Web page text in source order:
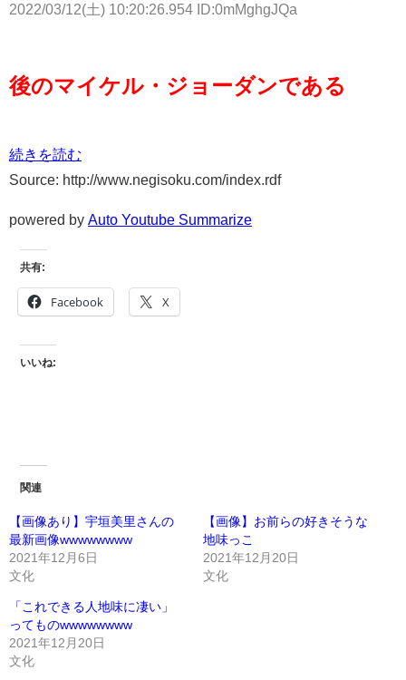
2022/03/12(土) 10:20:26.954 ID:0mMghgJQa
後のマイケル・ジョーダンである
続きを読む
Source: http://www.negisoku.com/index.rdf
powered by Auto Youtube Summarize
共有:
Facebook X
いいね:
関連
【画像あり】宇垣美里さんの
最新画像wwwwwwww
2021年12月6日
文化
【画像】お前らの好きそうな
地味っこ
2021年12月20日
文化
「これできる人地味に凄い」
ってものwwwwwwww
2021年12月20日
文化